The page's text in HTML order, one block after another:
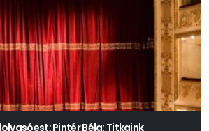
Pintér Béla: Titkaink